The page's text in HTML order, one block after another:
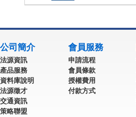
公司簡介
法源資訊
產品服務
資料庫說明
法源徵才
交通資訊
策略聯盟
會員服務
申請流程
會員條款
授權費用
付款方式